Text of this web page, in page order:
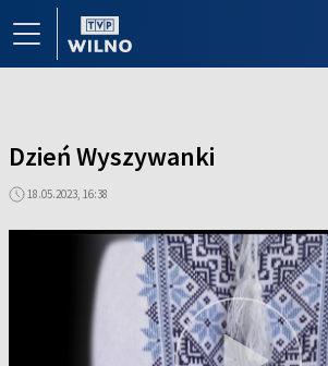
Dzień Wyszywanki
18.05.2023, 16:38